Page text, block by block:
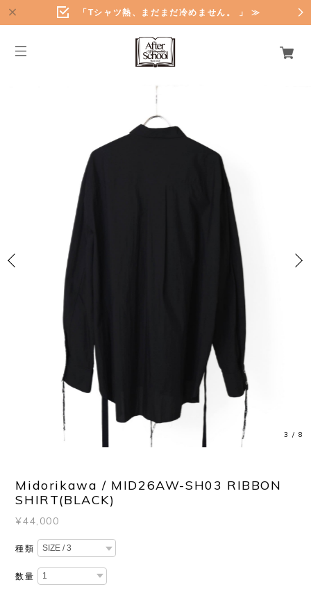
「Tシャツ熱、まだまだ冷めません。 」 ≫
3 /8
Midorikawa / MID26AW-SH03 RIBBON
SHIRT(BLACK)
¥44,000
種類
数量